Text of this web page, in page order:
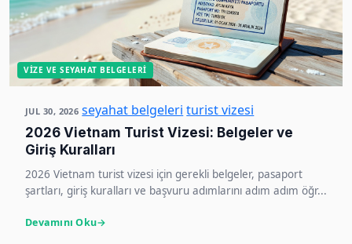
VIZE VE SEYAHAT BELGELERI
JUL 30, 2026 seyahat belgeleri turist vizesi
2026 Vietnam Turist Vizesi: Belgeler ve
Giriş Kuralları
2026 Vietnam turist vizesi için gerekli belgeler, pasaport
şartları, giriş kuralları ve başvuru adımlarını adım adım öğr...
Devamını Oku